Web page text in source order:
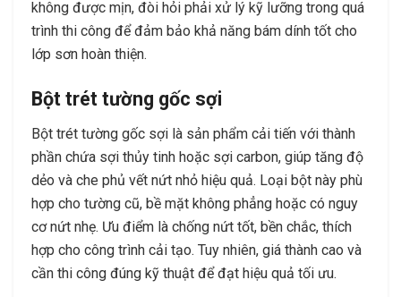
không được mịn, đòi hỏi phải xử lý kỹ lưỡng trong quá
trình thi công để đảm bảo khả năng bám dính tốt cho
lớp sơn hoàn thiện.
Bột trét tường gốc sợi
Bột trét tường gốc sợi là sản phẩm cải tiến với thành
phần chứa sợi thủy tinh hoặc sợi carbon, giúp tăng độ
dẻo và che phủ vết nứt nhỏ hiệu quả. Loại bột này phù
hợp cho tường cũ, bề mặt không phẳng hoặc có nguy
cơ nứt nhẹ. Ưu điểm là chống nứt tốt, bền chắc, thích
hợp cho công trình cải tạo. Tuy nhiên, giá thành cao và
cần thi công đúng kỹ thuật để đạt hiệu quả tối ưu.